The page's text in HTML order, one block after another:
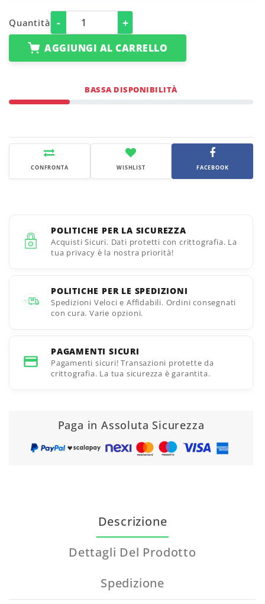
Quantità - +
AGGIUNGI AL CARRELLO
BASSA DISPONIBILITÀ
CONFRONTA WISHLIST FACEBOOK
POLITICHE PER LA SICUREZZA
Acquisti Sicuri. Dati protetti con crittografia. La
tua privacy è la nostra priorità!
POLITICHE PER LE SPEDIZIONI
Spedizioni Veloci e Affidabili. Ordini consegnati
con cura. Varie opzioni.
PAGAMENTI SICURI
Pagamenti sicuri! Transazioni protette da
crittografia. La tua sicurezza è garantita.
Paga in Assoluta Sicurezza
Descrizione
Dettagli Del Prodotto
Spedizione